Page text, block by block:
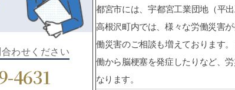
わせください
4631
都宮市には、宇都宮工業団地（平
高根沢町内では、様々な労働災害
働災害のご相談も増えております
働から脳梗塞を発症したりなど、
なります。